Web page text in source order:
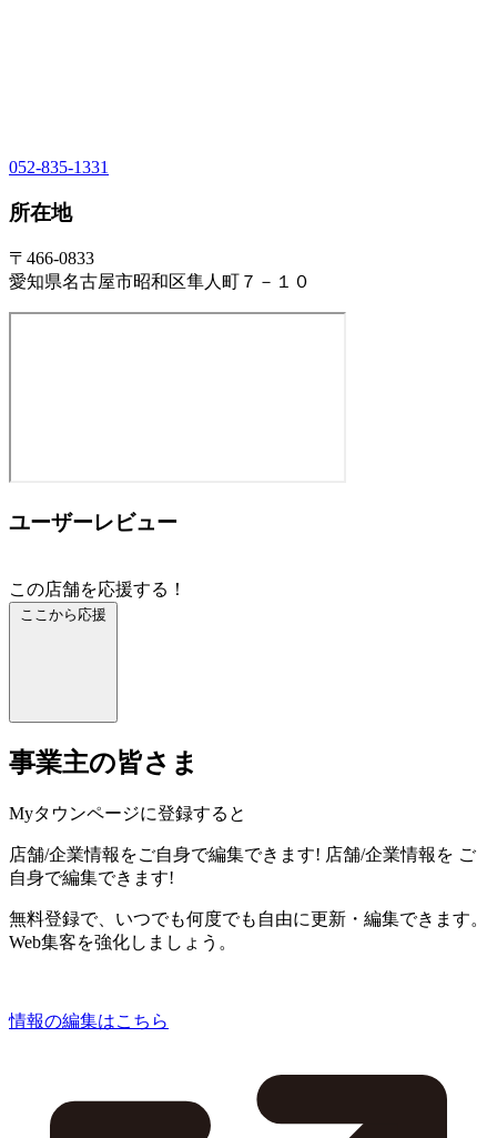
052-835-1331
所在地
〒466-0833
愛知県名古屋市昭和区隼人町７－１０
ユーザーレビュー
この店舗を応援する！
ここから応援
事業主の皆さま
Myタウンページに登録すると
店舗/企業情報をご自身で編集できます! 店舗/企業情報を ご
自身で編集できます!
無料登録で、いつでも何度でも自由に更新・編集できます。
Web集客を強化しましょう。
情報の編集はこちら